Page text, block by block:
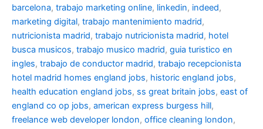
barcelona, trabajo marketing online, linkedin, indeed,
marketing digital, trabajo mantenimiento madrid,
nutricionista madrid, trabajo nutricionista madrid, hotel
busca musicos, trabajo musico madrid, guia turistico en
ingles, trabajo de conductor madrid, trabajo recepcionista
hotel madrid homes england jobs, historic england jobs,
health education england jobs, ss great britain jobs, east of
england co op jobs, american express burgess hill,
freelance web developer london, office cleaning london,